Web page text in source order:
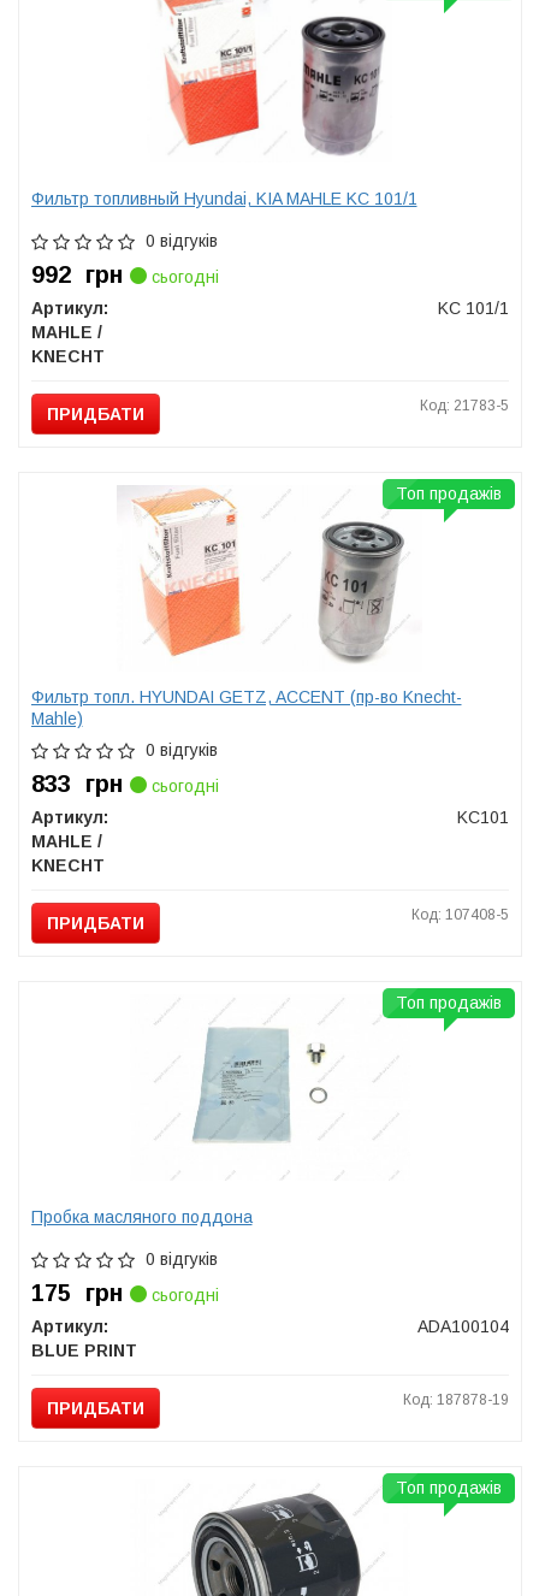
Фильтр топливный Hyundai, KIA MAHLE KC 101/1
0 відгуків
992 грн
сьогодні
Артикул:
KC 101/1
MAHLE /
KNECHT
ПРИДБАТИ Код: 21783-5
Фильтр топл. HYUNDAI GETZ, ACCENT (пр-во Knecht-
Mahle)
0 відгуків
833 грн
сьогодні
Артикул:
KC101
MAHLE /
KNECHT
ПРИДБАТИ Код: 107408-5
Топ продажів
Пробка масляного поддона
0 відгуків
175 грн
сьогодні
Артикул:
ADA100104
BLUE PRINT
ПРИДБАТИ Код: 187878-19
Топ продажів
Топ продажів